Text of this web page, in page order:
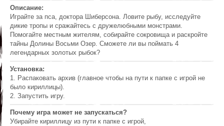
Описание:
Играйте за пса, доктора Шиберсона. Ловите рыбу, исследуйте
дикие тропы и сражайтесь с дружелюбными монстрами.
Помогайте местным жителям, собирайте сокровища и раскройте
тайны Долины Восьми Озер. Сможете ли вы поймать 4
легендарных золотых рыбок?
Установка:
1. Распаковать архив (главное чтобы на пути к папке с игрой не
было кириллицы).
2. Запустить игру.
Почему игра может не запускаться?
Убирайте кириллицу из пути к папке с игрой,